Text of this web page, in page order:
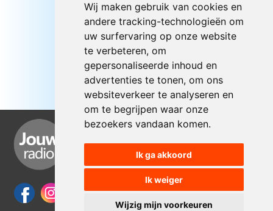
Wij maken gebruik van cookies en
andere tracking-technologieën om
uw surfervaring op onze website
te verbeteren, om
gepersonaliseerde inhoud en
advertenties te tonen, om ons
websiteverkeer te analyseren en
om te begrijpen waar onze
bezoekers vandaan komen.
Ik ga akkoord
Ik weiger
Wijzig mijn voorkeuren